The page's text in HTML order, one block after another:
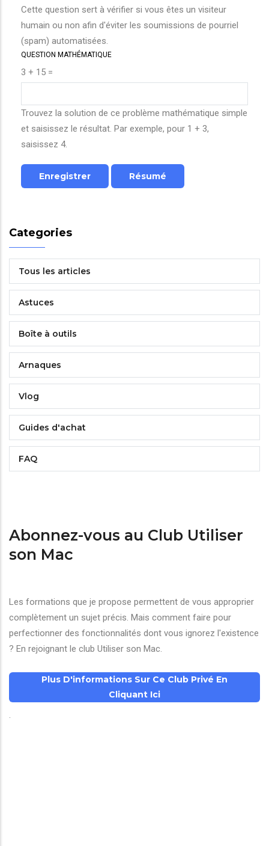
Cette question sert à vérifier si vous êtes un visiteur
humain ou non afin d'éviter les soumissions de pourriel
(spam) automatisées.
QUESTION MATHÉMATIQUE
3 + 15 =
Trouvez la solution de ce problème mathématique simple
et saisissez le résultat. Par exemple, pour 1 + 3,
saisissez 4.
Categories
Tous les articles
Astuces
Boîte à outils
Arnaques
Vlog
Guides d'achat
FAQ
Abonnez-vous au Club Utiliser
son Mac
Les formations que je propose permettent de vous approprier
complètement un sujet précis. Mais comment faire pour
perfectionner des fonctionnalités dont vous ignorez l'existence
? En rejoignant le club Utiliser son Mac.
Plus D'informations Sur Ce Club Privé En
Cliquant Ici
.